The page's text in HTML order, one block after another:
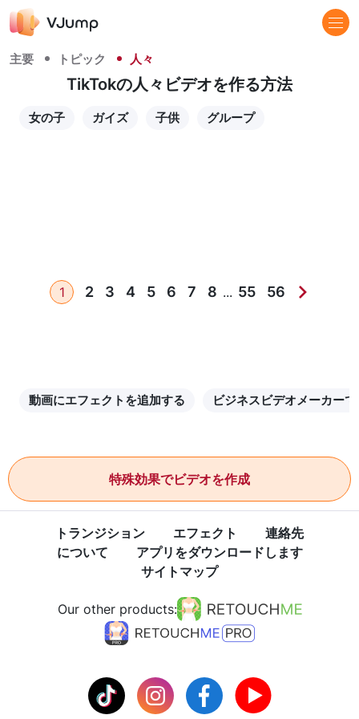
主要 トピック 人々
TikTokの人々ビデオを作る方法
女の子 ガイズ 子供 グループ
1 2 3 4 5 6 7 8 ... 55 56
動画にエフェクトを追加する ビジネスビデオメーカー
特殊効果でビデオを作成
トランジション エフェクト
連絡先
について
アプリをダウンロードします
サイトマップ
Our other products: